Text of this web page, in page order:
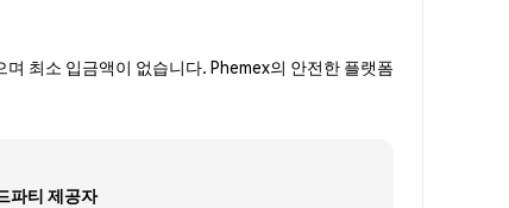
최소 입금액이 없습니다. Phemex의 안전한 플랫폼
파티 제공자